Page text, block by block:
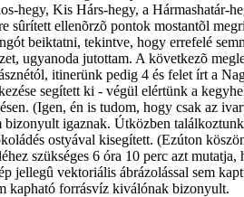
hegy, Kis Hárs-hegy, a
sûrített ellenõrzõ pontok mostantõl
beiktatni, tekintve, hogy errefelé
ugyanoda jutottam. A következõ
itinerünk pedig 4 és felet írt a
segített ki - végül elértünk a
(Igen, én is tudom, hogy csak az
igaznak. Útközben
ostyával kisegített. (Ezúton
szükséges 6 óra 10 perc azt
jellegû vektoriális ábrázolással sem
kapható forrásvíz kiválónak bizonyult.